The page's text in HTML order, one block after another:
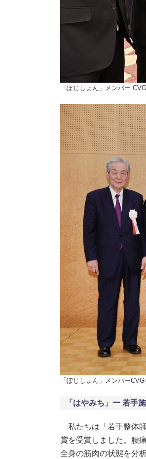
「ぽじしょん」メンバー
「ぽじしょん」メンバー
「はやみち」ー 若手
私たちは「若手整体
賞を受賞しました。腰
全身の筋肉の状態を分